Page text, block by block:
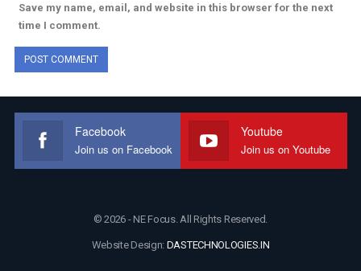
Save my name, email, and website in this browser for the next
time I comment.
Facebook
Join us on Facebook
Youtube
Join us on Youtube
© 2026 - NE Focus. All Rights Reserved.
Website Design: DASTECHNOLOGIES.IN